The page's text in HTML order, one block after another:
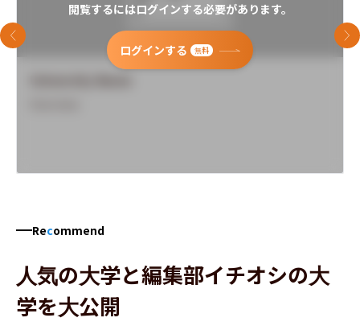
閲覧するにはログインする必要があります。
ログインする 無料
前のスライド 次
Recommend
人気の大学と編集部イチオシの大
学を大公開